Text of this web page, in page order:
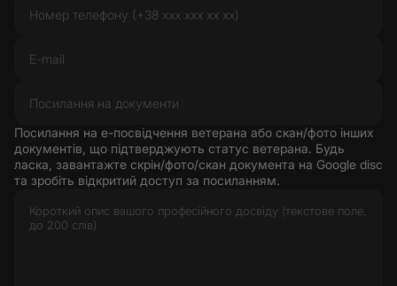
Посилання на е-посвідчення ветерана або скан/фото інших
документів, що підтверджують статус ветерана. Будь
ласка, завантажте скрін/фото/скан документа на Google disc
та зробіть відкритий доступ за посиланням.